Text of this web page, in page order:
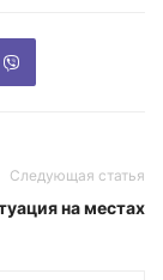
Следующая статья
на местах